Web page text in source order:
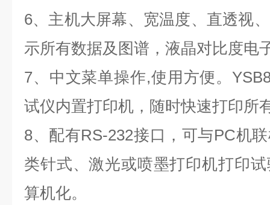
6、主机大屏幕、宽温度、直透视
示所有数据及图谱，液晶对比度电
7、中文菜单操作,使用方便。
试仪内置打印机，随时快速打印所
8、配有RS-232接口，可与PC机
类针式、激光或喷墨打印机打印
算机化。